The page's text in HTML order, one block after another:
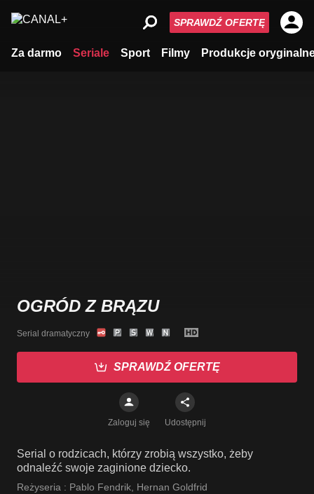
Za darmo Seriale Sport Filmy Produkcje
SPRAWDŹ OFERTĘ
OGRÓD Z BRĄZU
Serial dramatyczny
SPRAWDŹ OFERTĘ
Zaloguj się Udostępnij
Serial o rodzicach, którzy zrobią wszystko, żeby
odnaleźć swoje zaginione dziecko.
Reżyseria : Pablo Fendrik Hernan Goldfrid